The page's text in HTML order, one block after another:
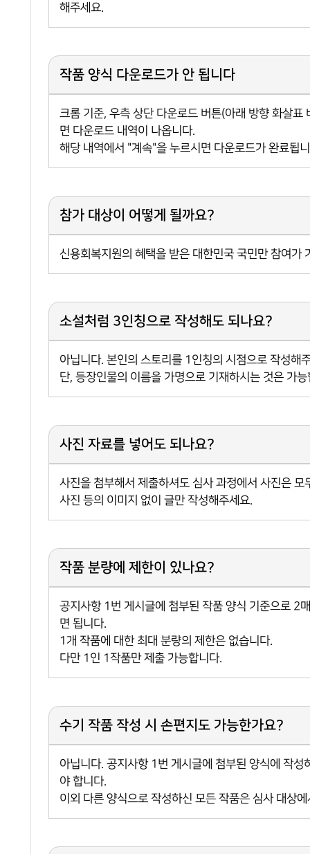
해주세요.
작품 양식 다운로드가 안 됩니다
크롬 기준, 우측 상단 다운로드 버튼(아래 방향 화살표
면 다운로드 내역이 나옵니다.
해당 내역에서 "계속"을 누르시면 다운로드가 완료됩
참가 대상이 어떻게 될까요?
신용회복지원의 혜택을 받은 대한민국 국민만 참여가
소설처럼 3인칭으로 작성해도 되나요?
아닙니다. 본인의 스토리를 1인칭의 시점으로 작성해
단, 등장인물의 이름을 가명으로 기재하시는 것은 가능
사진 자료를 넣어도 되나요?
사진을 첨부해서 제출하셔도 심사 과정에서 사진은 모
사진 등의 이미지 없이 글만 작성해주세요.
작품 분량에 제한이 있나요?
공지사항 1번 게시글에 첨부된 작품 양식 기준으로 2
면 됩니다.
1개 작품에 대한 최대 분량의 제한은 없습니다.
다만 1인 1작품만 제출 가능합니다.
수기 작품 작성 시 손편지도 가능한가요?
아닙니다. 공지사항 1번 게시글에 첨부된 양식에 작성
야 합니다.
이외 다른 양식으로 작성하신 모든 작품은 심사 대상